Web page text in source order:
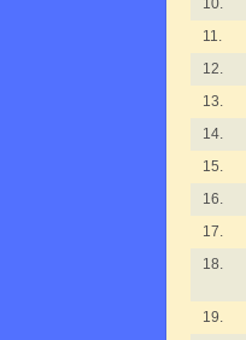
10.
11.
12.
13.
14.
15.
16.
17.
18.
19.